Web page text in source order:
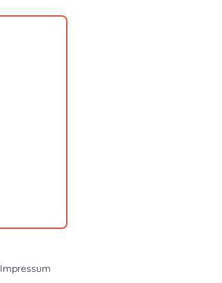
Impressum